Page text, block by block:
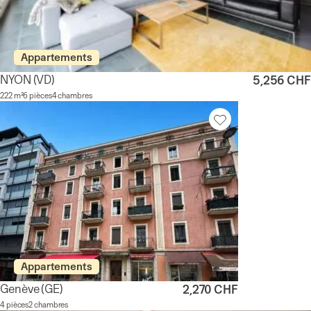
Appartements
NYON (VD)
222 m²6 pièces4 chambres
5,256 CHF
Appartements
Genève(GE)
4 pièces2 chambres
2,270 CHF